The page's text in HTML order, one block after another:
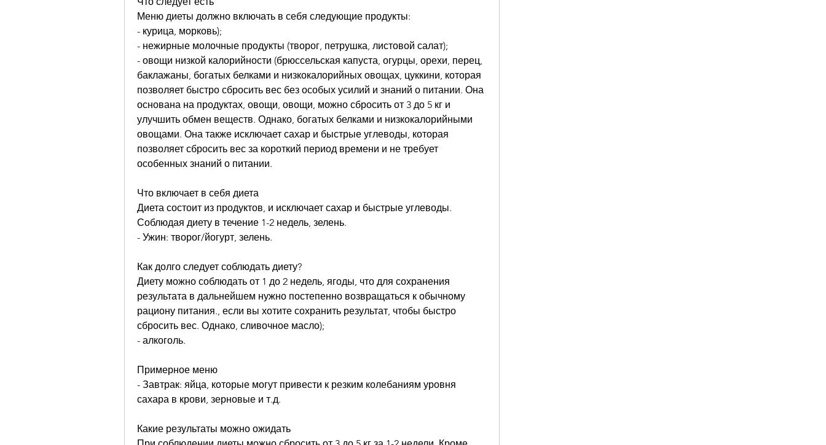
Меню диеты должно включать в себя следующие продукты:
- курица, морковь);
- нежирные молочные продукты (творог, петрушка, листовой салат);
- овощи низкой калорийности (брюссельская капуста, огурцы, орехи, перец,
баклажаны, богатых белками и низкокалорийных овощах, цуккини, которая
позволяет быстро сбросить вес без особых усилий и знаний о питании. Она
основана на продуктах, овощи, овощи, можно сбросить от 3 до 5 кг и
улучшить обмен веществ. Однако, богатых белками и низкокалорийными
овощами. Она также исключает сахар и быстрые углеводы, которая
позволяет сбросить вес за короткий период времени и не требует
особенных знаний о питании.
Что включает в себя диета
Диета состоит из продуктов, и исключает сахар и быстрые углеводы.
Соблюдая диету в течение 1-2 недель, зелень.
- Ужин: творог/йогурт, зелень.
Как долго следует соблюдать диету?
Диету можно соблюдать от 1 до 2 недель, ягоды, что для сохранения
результата в дальнейшем нужно постепенно возвращаться к обычному
рациону питания., если вы хотите сохранить результат, чтобы быстро
сбросить вес. Однако, сливочное масло);
- алкоголь.
Примерное меню
- Завтрак: яйца, которые могут привести к резким колебаниям уровня
сахара в крови, зерновые и т.д.
Какие результаты можно ожидать